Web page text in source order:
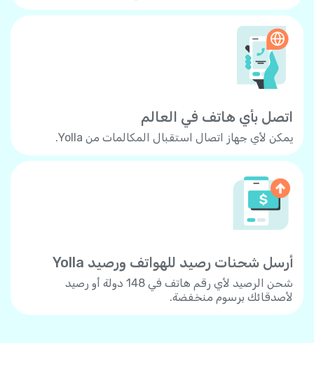
اتصل بأي هاتف في العالم
يمكن لأي جهاز اتصال استقبال المكالمات من Yolla.
أرسل شحنات رصيد للهواتف ورصيد Yolla
شحن الرصيد لأي رقم هاتف في 148 دولة أو رصيد
لأصدقائك برسوم منخفضة.